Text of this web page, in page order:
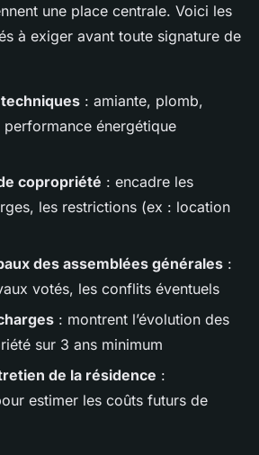
une place centrale. Voici les
à exiger avant toute signature de
: amiante, plomb,
énergétique
copropriété : encadre les
les restrictions (ex : location
des assemblées générales :
votés, les conflits éventuels
: montrent l’évolution des
sur 3 ans minimum
de la résidence :
estimer les coûts futurs de